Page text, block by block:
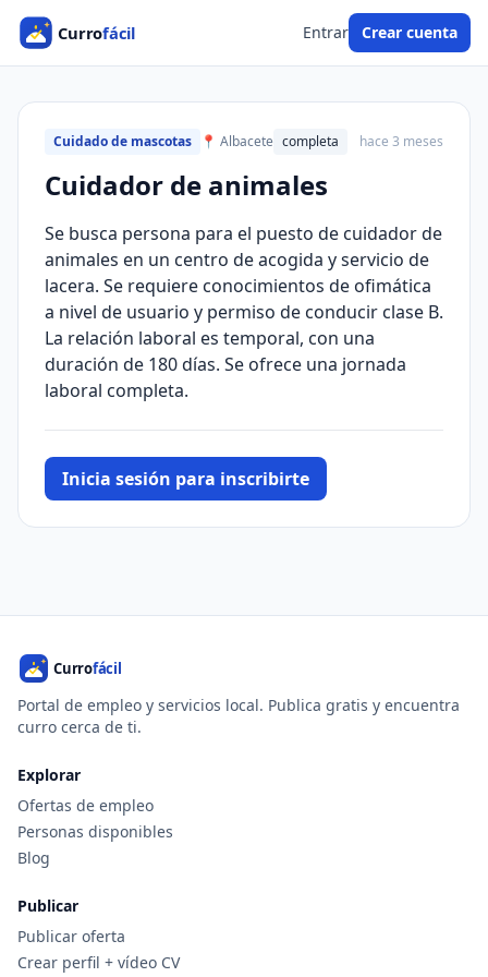
Entrar Crear cuenta
Cuidado de mascotas 📍 Albacete completa hace 3 meses
Cuidador de animales
Se busca persona para el puesto de cuidador de
animales en un centro de acogida y servicio de
lacera. Se requiere conocimientos de ofimática
a nivel de usuario y permiso de conducir clase B.
La relación laboral es temporal, con una
duración de 180 días. Se ofrece una jornada
laboral completa.
Inicia sesión para inscribirte
Portal de empleo y servicios local. Publica gratis y encuentra
curro cerca de ti.
Explorar
Ofertas de empleo
Personas disponibles
Blog
Publicar
Publicar oferta
Crear perfil + vídeo CV